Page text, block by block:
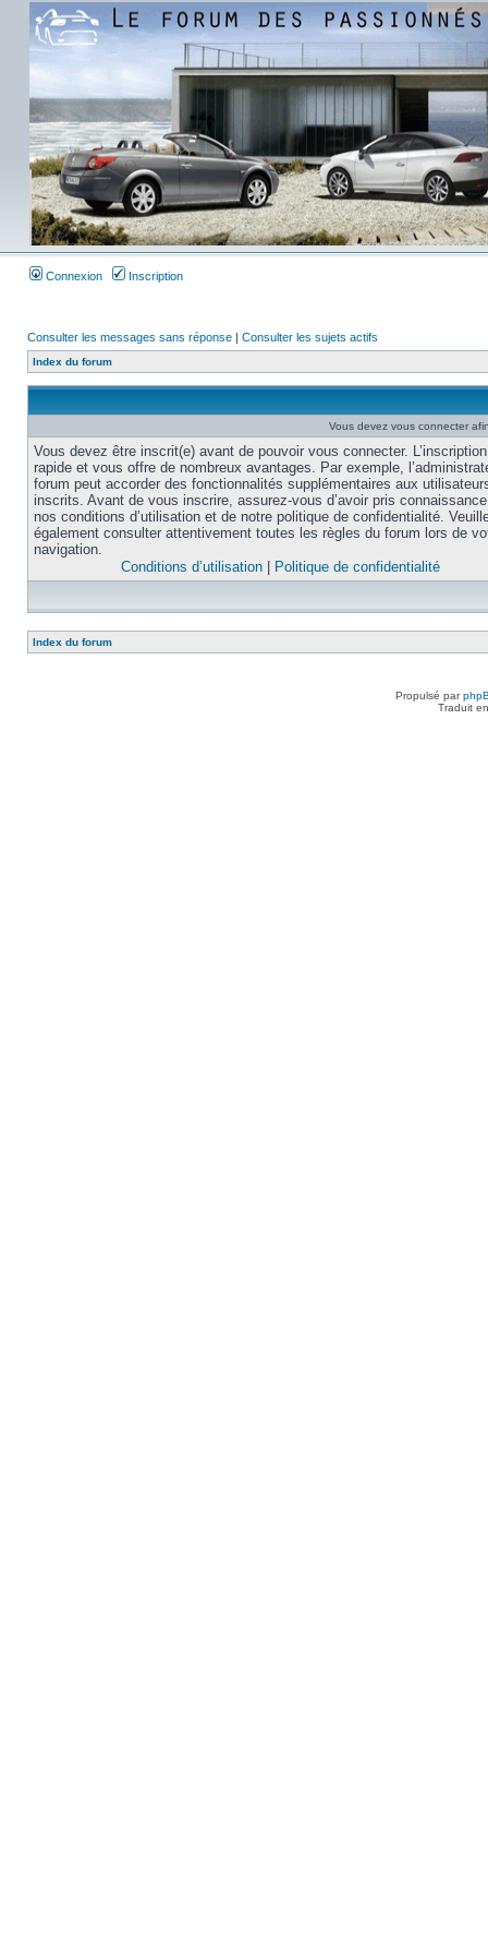
Connexion Inscription
Consulter les messages sans réponse | Consulter les sujets actifs
Index du forum
Vous devez vous connecter
Vous devez être inscrit(e) avant de pouvoir vous connecter.
rapide et vous offre de nombreux avantages. Par exemple,
forum peut accorder des fonctionnalités supplémentaires aux
inscrits. Avant de vous inscrire, assurez-vous d’avoir pris
nos conditions d’utilisation et de notre politique de confidentialité.
également consulter attentivement toutes les règles du forum lors de
navigation.
Conditions d’utilisation
Politique de confidentialité
Index du forum
Propulsé par
Traduit